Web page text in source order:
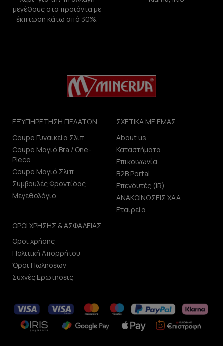
μεγέθους στα προϊόντα με
έκπτωση κάτω από 30%.
ΕΞΥΠΗΡΕΤΗΣΗ ΠΕΛΑΤΩΝ
Coupe Γυναικεία Σλιπ
Coupe Μαγιό Bra / One-
Piece
Coupe Μαγιό Σλιπ
Συμβουλές Φροντίδας
Μεγεθολόγιο
ΣΧΕΤΙΚΑ ΜΕ ΕΜΑΣ
About us
Καταστήματα
Επικοινωνία
B2B Portal
Επενδυτές (IR)
ΑΝΑΚΟΙΝΩΣΕΙΣ ΧΑΑ
Εταιρεία
ΟΡΟΙ ΧΡΗΣΗΣ & ΑΣΦΑΛΕΙΑΣ
Οροι χρήσης
Πολιτική Απορρήτου
Όροι Πωλήσεων
Συχνές Ερωτήσεις